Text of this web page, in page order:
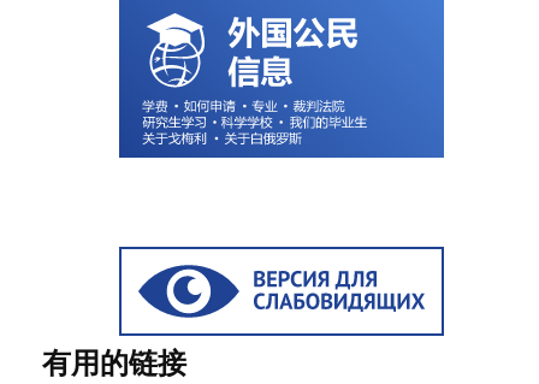
有用的链接